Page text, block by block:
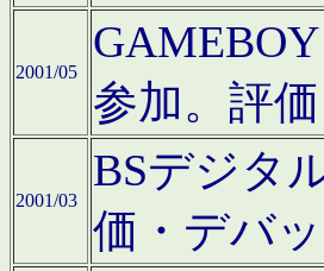
2001/05
参加。評
2001/03
BSデジタ
価・デバ